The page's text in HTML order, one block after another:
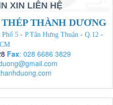
XIN LIÊN HỆ
THÀNH DƯƠNG
5 - P.Tân Hưng Thuận - Q.12 -
Fax: 028 6686 3829